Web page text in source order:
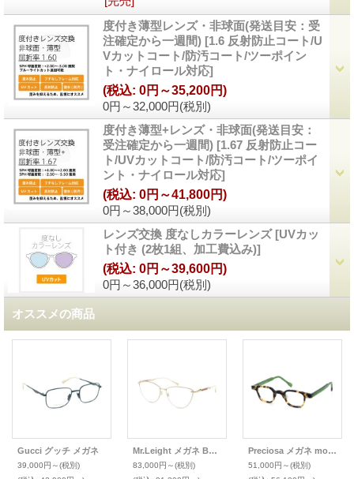
度付き薄型レンズ・非球面(発送目安：受
注確定から一週間) [1.6 反射防止コート/U
Vカットコート/防汚コート/ツーポイン
ト・ナイロール対応]
0円～32,000円(税別)
(税込: 0円～35,200円)
度付き薄型+レンズ・非球面(発送目安：
受注確定から一週間) [1.67 反射防止コー
ト/UVカットコート/防汚コート/ツーポイ
ント・ナイロール対応]
0円～38,000円(税別)
(税込: 0円～41,800円)
レンズ交換 度なしカラーレンズ [UVカッ
ト付き (2枚1組、加工費込み)]
0円～36,000円(税別)
(税込: 0円～39,600円)
オススメの商品
Gucci グッチ メガネ
39,000円～(税別)
Mr.Leight メガネ BEVERLY
83,000円～(税別)
Preciosa メガネ mod.705
51,000円～(税別)